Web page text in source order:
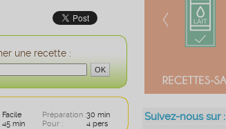
Suivez-nous sur :
une recette :
Facile Préparation :30 min
45 min Pour : 4 pers